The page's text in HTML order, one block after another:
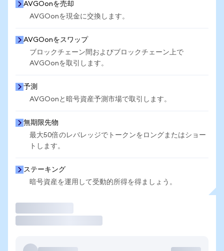
AVGOonを売却
AVGOonを現金に交換します。
AVGOonをスワップ
ブロックチェーン間およびブロックチェーン上で
AVGOonを取引します。
予測
AVGOonと暗号資産予測市場で取引します。
無期限先物
最大50倍のレバレッジでトークンをロングまたはショー
トします。
ステーキング
暗号資産を運用して受動的所得を得ましょう。